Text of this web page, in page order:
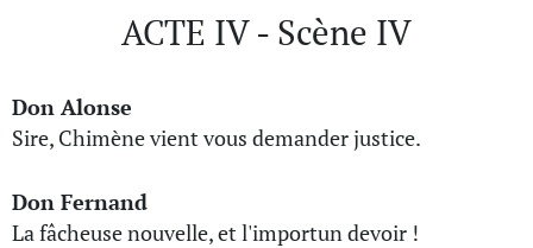
ACTE IV - Scène IV
Don Alonse
Sire, Chimène vient vous demander justice.
Don Fernand
La fâcheuse nouvelle, et l'importun devoir !